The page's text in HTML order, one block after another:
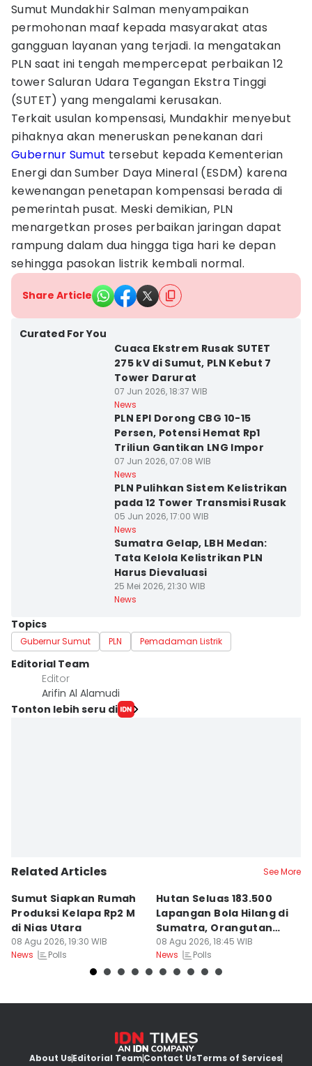
Sumut Mundakhir Salman menyampaikan
permohonan maaf kepada masyarakat atas
gangguan layanan yang terjadi. Ia mengatakan
PLN saat ini tengah mempercepat perbaikan 12
tower Saluran Udara Tegangan Ekstra Tinggi
(SUTET) yang mengalami kerusakan.
Terkait usulan kompensasi, Mundakhir menyebut
pihaknya akan meneruskan penekanan dari
Gubernur Sumut tersebut kepada Kementerian
Energi dan Sumber Daya Mineral (ESDM) karena
kewenangan penetapan kompensasi berada di
pemerintah pusat. Meski demikian, PLN
menargetkan proses perbaikan jaringan dapat
rampung dalam dua hingga tiga hari ke depan
sehingga pasokan listrik kembali normal.
Share Article
Curated For You
Cuaca Ekstrem Rusak SUTET
275 kV di Sumut, PLN Kebut 7
Tower Darurat
07 Jun 2026, 18:37 WIB
News
PLN EPI Dorong CBG 10-15
Persen, Potensi Hemat Rp1
Triliun Gantikan LNG Impor
07 Jun 2026, 07:08 WIB
News
PLN Pulihkan Sistem Kelistrikan
pada 12 Tower Transmisi Rusak
05 Jun 2026, 17:00 WIB
News
Sumatra Gelap, LBH Medan:
Tata Kelola Kelistrikan PLN
Harus Dievaluasi
25 Mei 2026, 21:30 WIB
News
Topics
Gubernur Sumut PLN Pemadaman Listrik
Editorial Team
Editor
Arifin Al Alamudi
Tonton lebih seru di
Related Articles See More
Sumut Siapkan Rumah
Produksi Kelapa Rp2 M
di Nias Utara
08 Agu 2026, 19:30 WIB
News
Polls
Hutan Seluas 183.500
Lapangan Bola Hilang di
Sumatra, Orangutan
Tertekan
08 Agu 2026, 18:45 WIB
News
Polls
About UsEditorial TeamContact UsTerms of Services